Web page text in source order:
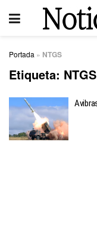
Portada » NTGS
Etiqueta: NTGS